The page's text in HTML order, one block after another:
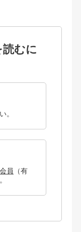
むに
。
員
（有